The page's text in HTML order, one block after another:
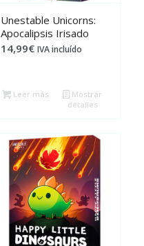
Unestable Unicorns:
Apocalipsis Irisado
14,99€ IVA incluído
Leer más
Mostrar
detalles